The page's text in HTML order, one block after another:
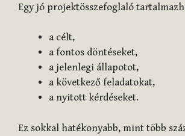
Egy jó projektösszefoglaló
a célt,
a fontos döntéseket,
a jelenlegi állapotot,
a következő feladatokat,
a nyitott kérdéseket.
Ez sokkal hatékonyabb, mint több